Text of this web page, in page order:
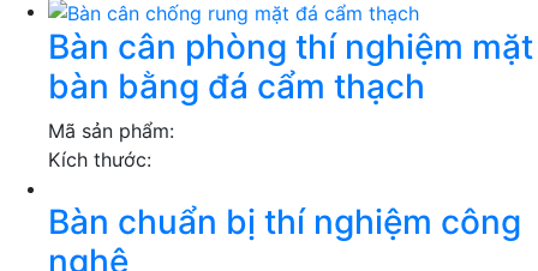
Bàn cân phòng thí nghiệm mặt
bàn bằng đá cẩm thạch
Mã sản phẩm:
Kích thước:
Bàn chuẩn bị thí nghiệm công
nghệ